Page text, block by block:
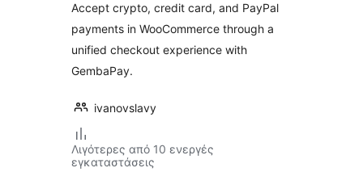
Accept crypto, credit card, and PayPal
payments in WooCommerce through a
unified checkout experience with
GembaPay.
ivanovslavy
Λιγότερες από 10 ενεργές
εγκαταστάσεις